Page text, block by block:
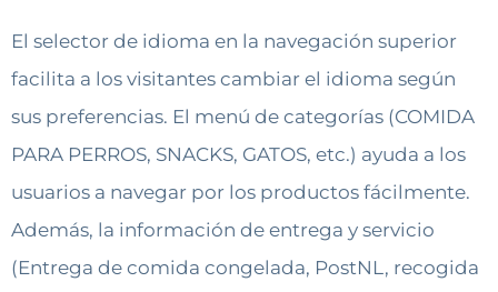
El selector de idioma en la navegación superior
facilita a los visitantes cambiar el idioma según
sus preferencias. El menú de categorías (COMIDA
PARA PERROS, SNACKS, GATOS, etc.) ayuda a los
usuarios a navegar por los productos fácilmente.
Además, la información de entrega y servicio
(Entrega de comida congelada, PostNL, recogida